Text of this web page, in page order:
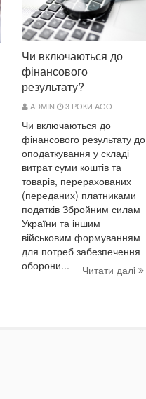
Чи включаються до
фінансового
результату?
ADMIN 3 РОКИ AGO
Чи включаються до
фінансового результату до
оподаткування у складі
витрат суми коштів та
товарів, перерахованих
(переданих) платниками
податків Збройним силам
України та іншим
військовим формуванням
для потреб забезпечення
оборони...
Читати далi